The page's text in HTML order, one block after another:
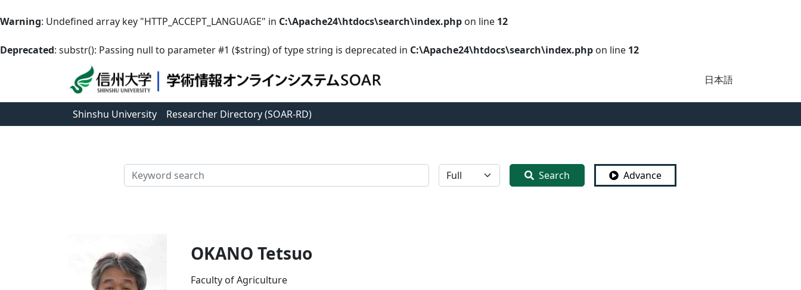
Warning: Undefined array key "HTTP_ACCEPT_LANGUAGE" in C:\Apache24\htdocs\search\index.php on line 12
Deprecated: substr(): Passing null to parameter #1 ($string) of type string is deprecated in C:\Apache24\htdocs\search\index.php on line 12
日本語
Shinshu University Researcher Directory (SOAR-RD)
検索 全体 Search Advance
OKANO Tetsuo
Faculty of Agriculture